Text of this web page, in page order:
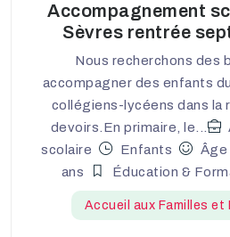
Accompagnement
Sèvres rentrée
Nous recherchons des
accompagner des enfants
collégiens-lycéens dans la
devoirs.En primaire, le...
scolaire
Enfants
Âge
ans
Éducation &
Accueil aux Familles et